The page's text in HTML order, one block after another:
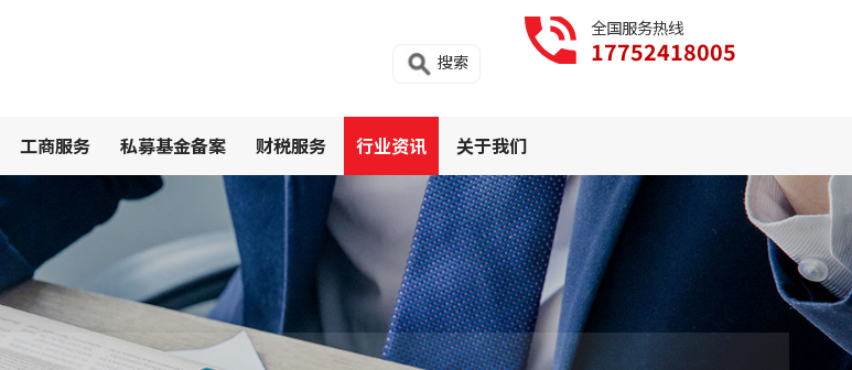
全国服务热线
17752418005
搜索
工商服务 私募基金备案 财税服务 行业资讯 关于我们